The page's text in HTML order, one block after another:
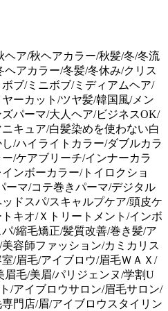
ア/秋ヘアカラー/秋髪/冬/冬流
アカラー/冬髪/冬休み/クリス
ブ/ミニボブ/ミディアムヘア/
ーカット/ツヤ髪/韓国風/メン
パーマ/大人ヘア/ビジネスOK/
キュア/白髪染めを使わない白
/ハイライトカラー/ダブルカラ
/ケアブリーチ/インナーカラ
ンボーカラー/トイロクショ
ーマ/コテ巻きパーマ/デジタル
ドスパ/スキャルプケア/頭皮ケ
キオ/Ｘトリートメント/インボ
/縮毛矯正/髪質改善/巻き髪/ア
容師ファッション/カミカリス
/眉毛/アイブロウ/眉毛ＷＡＸ/
毛/美眉/パリジェンヌ/学割U
/アイブロウサロン/眉毛サロン/
門店/眉/アイブロウスタイリン